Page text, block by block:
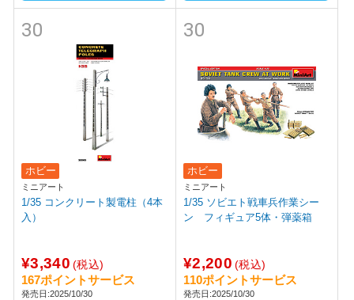
30
ホビー
ミニアート
1/35 コンクリート製電柱（4本
入）
¥3,340 (税込)
167ポイントサービス
発売日:2025/10/30
30
ホビー
ミニアート
1/35 ソビエト戦車兵作業シー
ン フィギュア5体・弾薬箱
¥2,200 (税込)
110ポイントサービス
発売日:2025/10/30